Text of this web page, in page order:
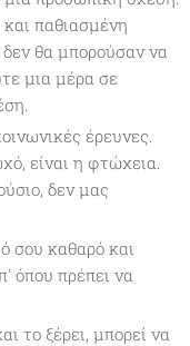
παθιασμένη
θα μπορούσαν να
μια μέρα σε
έρευνες.
είναι η φτώχεια.
δεν μας
σου καθαρό και
όπου πρέπει να
το ξέρει, μπορεί να